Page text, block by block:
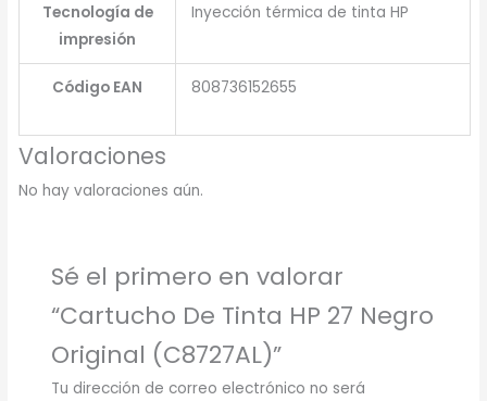
Tecnología de
impresión
Inyección térmica de tinta HP
Código EAN 808736152655
Valoraciones
No hay valoraciones aún.
Sé el primero en valorar
“Cartucho De Tinta HP 27 Negro
Original (C8727AL)”
Tu dirección de correo electrónico no será